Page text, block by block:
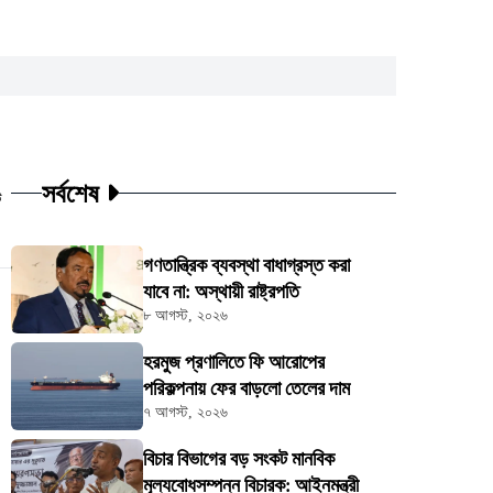
সর্বশেষ
গণতান্ত্রিক ব্যবস্থা বাধাগ্রস্ত করা
যাবে না: অস্থায়ী রাষ্ট্রপতি
৮ আগস্ট, ২০২৬
হরমুজ প্রণালিতে ফি আরোপের
পরিকল্পনায় ফের বাড়লো তেলের দাম
৭ আগস্ট, ২০২৬
বিচার বিভাগের বড় সংকট মানবিক
মূল্যবোধসম্পন্ন বিচারক: আইনমন্ত্রী